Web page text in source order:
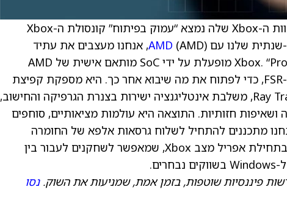
) מסרה שצוות ה-Xbox שלה נמצא “עמוק בפיתוח” קונסולת ה-Xbox
AMD(AMD), אנחנו מעצבים את עתיד
הרינדור והסימולציה,” אמרה יצרנית ה-Xbox. “Project Helix מופעלת על ידי SoC מותאם אישית של AMD
ומעוצבת במשותף עבור הדור הבא של DirectX ו-FSR, כדי לפתוח את מה שיבוא אחר כך. היא מספקת קפיצת
מדרגה של סדר גודל בביצועים וביכולות של Ray Tracing, משלבת אינטליגנציה ישירות בצנרת הגרפיקה והחישוב,
ושאיפות חזותיות. התוצאה היא עולמות מציאותיים, סוחפים
מתכננים להתחיל לשלוח גרסאות אלפא של החומרה
למפתחים בתחילת 2027.” מיקרוסופט הוסיפה שבתחילת אפריל מצב Xbox, שמאפשר לשחקנים לעבור בין
פיננסיות שוטפות, בזמן אמת, שמניעות את השוק.נסו